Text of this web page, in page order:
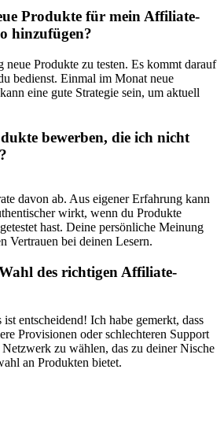
Produkte für mein Affiliate-
hinzufügen?
neue Produkte zu testen. Es kommt darauf⁣
bedienst. Einmal im Monat⁢ neue‌
eine gute Strategie ‌sein, um aktuell‌
bewerben, ‌die ich⁣ nicht
davon ab. Aus eigener Erfahrung kann
wirkt, wenn​ du Produkte
hast. Deine persönliche‍ Meinung
Vertrauen ⁢bei deinen Lesern.
des‌ richtigen⁤ Affiliate-
entscheidend! Ich⁤ habe gemerkt, dass
Provisionen oder schlechteren Support
zu wählen, das zu deiner Nische
an Produkten bietet.